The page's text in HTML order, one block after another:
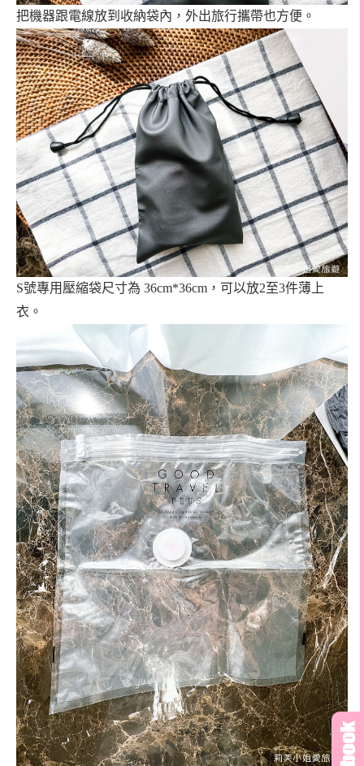
把機器跟電線放到收納袋內，外出旅行攜帶也方便。
S號專用壓縮袋尺寸為 36cm*36cm，可以放2至3件薄上
衣。